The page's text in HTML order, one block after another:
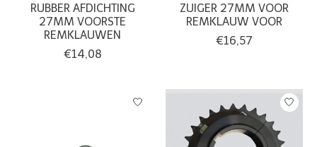
RUBBER AFDICHTING
27MM VOORSTE
REMKLAUWEN
€14,08
ZUIGER 27MM VOOR
REMKLAUW VOOR
€16,57